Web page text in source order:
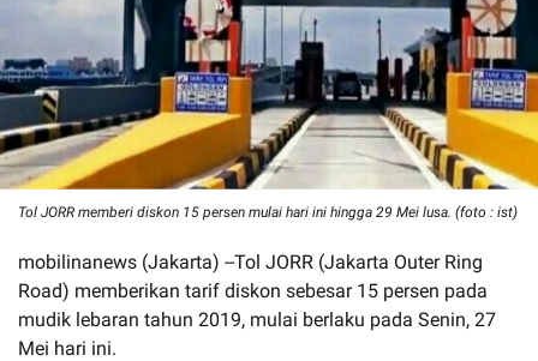
Tol JORR memberi diskon 15 persen mulai hari ini hingga 29 Mei lusa. (foto : ist)
mobilinanews (Jakarta) --Tol JORR (Jakarta Outer Ring
Road) memberikan tarif diskon sebesar 15 persen pada
mudik lebaran tahun 2019, mulai berlaku pada Senin, 27
Mei hari ini.